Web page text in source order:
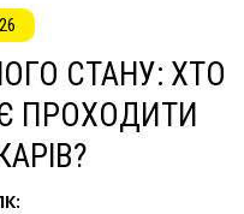
СТАНУ: ХТО
ПРОХОДИТИ